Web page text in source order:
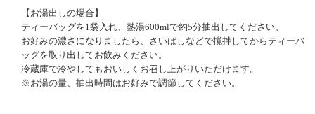
【お湯出しの場合】
ティーバッグを1袋入れ、熱湯600mlで約5分抽出してください。
お好みの濃さになりましたら、さいばしなどで撹拌してからティーバ
ッグを取り出してお飲みください。
冷蔵庫で冷やしてもおいしくお召し上がりいただけます。
※お湯の量、抽出時間はお好みで調節してください。